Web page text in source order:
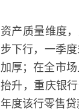
资产质量维度
步下行，一季度
加厚；在全市
抬升，重庆银
年度该行零售